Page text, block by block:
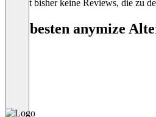
Es gibt bisher keine Reviews, die zu
Die besten anymize